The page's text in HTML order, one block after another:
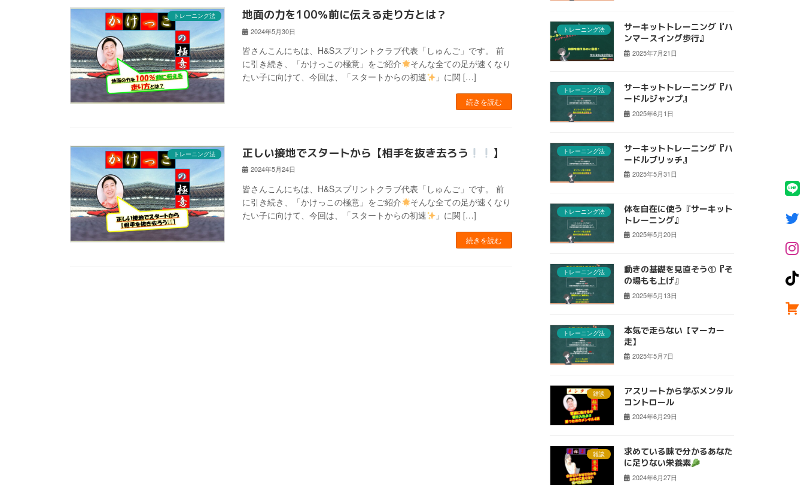
トレーニング法 地面の力を100％前に伝える走り方とは？
2024年5月30日
皆さんこんにちは、H&Sスプリントクラブ代表「しゅんご」です。 前
に引き続き、「かけっこの極意」をご紹介
そんな全ての足が速くなり
たい子に向けて、今回は、「スタートからの初速
」に関 […]
続きを読む
トレーニング法 正しい接地でスタートから【相手を抜き去ろう 】
2024年5月24日
皆さんこんにちは、H&Sスプリントクラブ代表「しゅんご」です。 前
に引き続き、「かけっこの極意」をご紹介
そんな全ての足が速くなり
たい子に向けて、今回は、「スタートからの初速
」に関 […]
続きを読む
トレーニング法
サーキットトレーニング『ハ
ンマースイング歩行』
2025年7月21日
トレーニング法
サーキットトレーニング『ハ
ードルジャンプ』
2025年6月1日
トレーニング法
サーキットトレーニング『ハ
ードルブリッチ』
2025年5月31日
トレーニング法
体を自在に使う『サーキット
トレーニング』
2025年5月20日
トレーニング法
動きの基礎を見直そう①『そ
の場もも上げ』
2025年5月13日
トレーニング法
本気で走らない【マーカー
走】
2025年5月7日
雑談
アスリートから学ぶメンタル
コントロール
2024年6月29日
雑談
求めている味で分かるあなた
に足りない栄養素
2024年6月27日